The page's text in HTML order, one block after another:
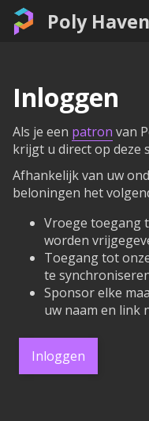
Poly Haven
Inloggen
Als je een patron van
krijgt u direct op deze
Afhankelijk van uw
beloningen het
Vroege toegang
worden
Toegang tot
te
Sponsor elke
uw naam en link
Inloggen